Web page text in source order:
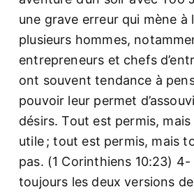
une grave erreur qui mène à
plusieurs hommes,
entrepreneurs et chefs
ont souvent tendance à
pouvoir leur permet
désirs. Tout est permis, mais
utile ; tout est permis, mais
pas. (1 Corinthiens 10:23) 4-
toujours les deux versions de